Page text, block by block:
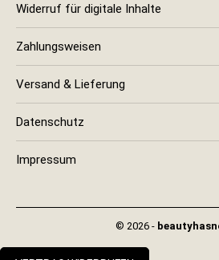
Widerruf für digitale Inhalte
Zahlungsweisen
Versand & Lieferung
Datenschutz
Impressum
© 2026 -